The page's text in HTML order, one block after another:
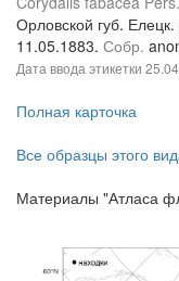
Орловской губ.
11.05.1883. Собр.
Дата ввода этикетки
Полная карточка
Все образцы этого
Материалы "Атласа